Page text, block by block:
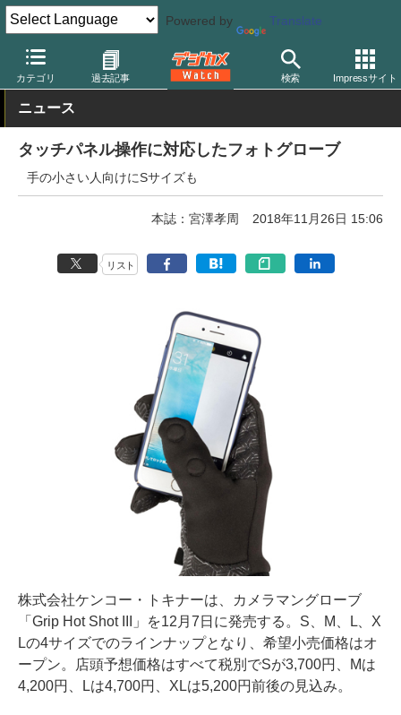
Powered by Translate
カテゴリ 過去記事 検索 Impressサイト
デジカメ Watch 撮影用品
ニュース
タッチパネル操作に対応したフォトグローブ
手の小さい人向けにSサイズも
本誌：宮澤孝周 2018年11月26日 15:06
リスト
株式会社ケンコー・トキナーは、カメラマングローブ
「Grip Hot Shot III」を12月7日に発売する。S、M、L、X
Lの4サイズでのラインナップとなり、希望小売価格はオ
ープン。店頭予想価格はすべて税別でSが3,700円、Mは
4,200円、Lは4,700円、XLは5,200円前後の見込み。